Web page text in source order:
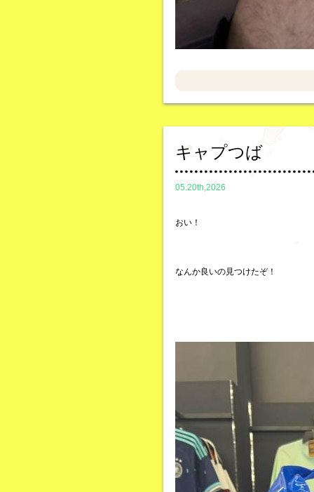
キャプつば
05.20th,2026
おい！
なんか良いの見つけたぞ！